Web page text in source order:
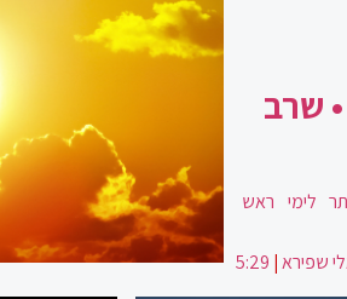
שרב
לימי ראש
שפירא|
5:29